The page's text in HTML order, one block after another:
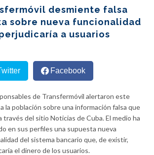
desmiente falsa
sobre nueva funcionalidad
a usuarios
Facebook
de Transfermóvil alertaron este
la población sobre una información falsa que
través del sitio Noticias de Cuba. El medio ha
en sus perfiles una supuesta nueva
del sistema bancario que, de existir,
el dinero de los usuarios.